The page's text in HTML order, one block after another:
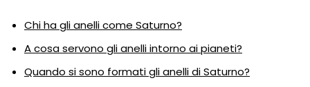
Chi ha gli anelli come Saturno?
A cosa servono gli anelli intorno ai pianeti?
Quando si sono formati gli anelli di Saturno?